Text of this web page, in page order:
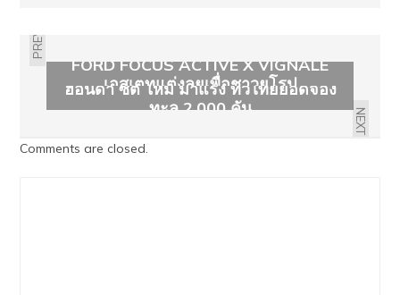
PREVIOUS
FORD FOCUS ACTIVE X VIGNALE
เอสเตทแต่งลุยเพื่อชาวยุโรป
NEXT
ฮอนด้า ซิตี้ ใหม่ มาแรง ทั่วไทยยอดจอง
ทะลุ 2,000 คัน
Comments are closed.